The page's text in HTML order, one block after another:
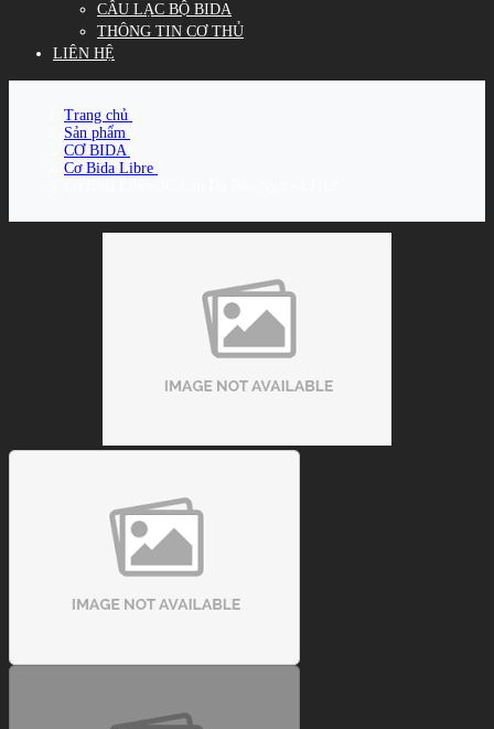
CÂU LẠC BỘ BIDA
THÔNG TIN CƠ THỦ
LIÊN HỆ
Trang chủ
Sản phẩm
CƠ BIDA
Cơ Bida Libre